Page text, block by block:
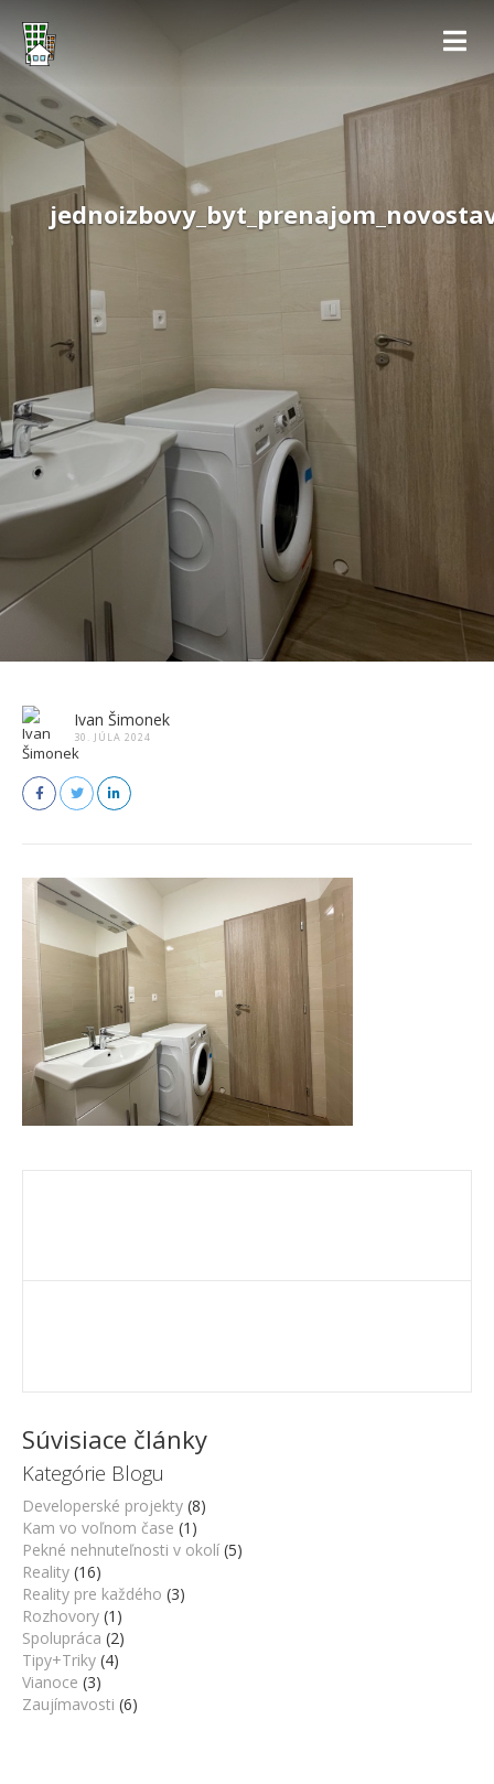
Ivan Šimonek
30. JÚLA 2024
Súvisiace články
Kategórie Blogu
Developerské projekty (8)
Kam vo voľnom čase (1)
Pekné nehnuteľnosti v okolí (5)
Reality (16)
Reality pre každého (3)
Rozhovory (1)
Spolupráca (2)
Tipy+Triky (4)
Vianoce (3)
Zaujímavosti (6)